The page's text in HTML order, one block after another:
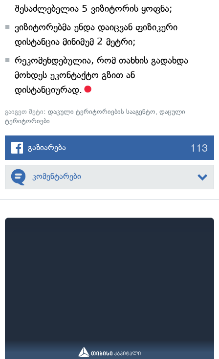
შესაძლებელია 5 ვიზიტორის ყოფნა;
ვიზიტორებმა უნდა დაიცვან ფიზიკური
დისტანცია მინიმუმ 2 მეტრი;
რეკომენდებულია, რომ თანხის გადახდა
მოხდეს უკონტაქტო გზით ან
დისტანციურად.
გაიგეთ მეტი: დაცული ტერიტორიების სააგენტო, დაცული
ტერიტორიები
გაზიარება 113
კომენტარები